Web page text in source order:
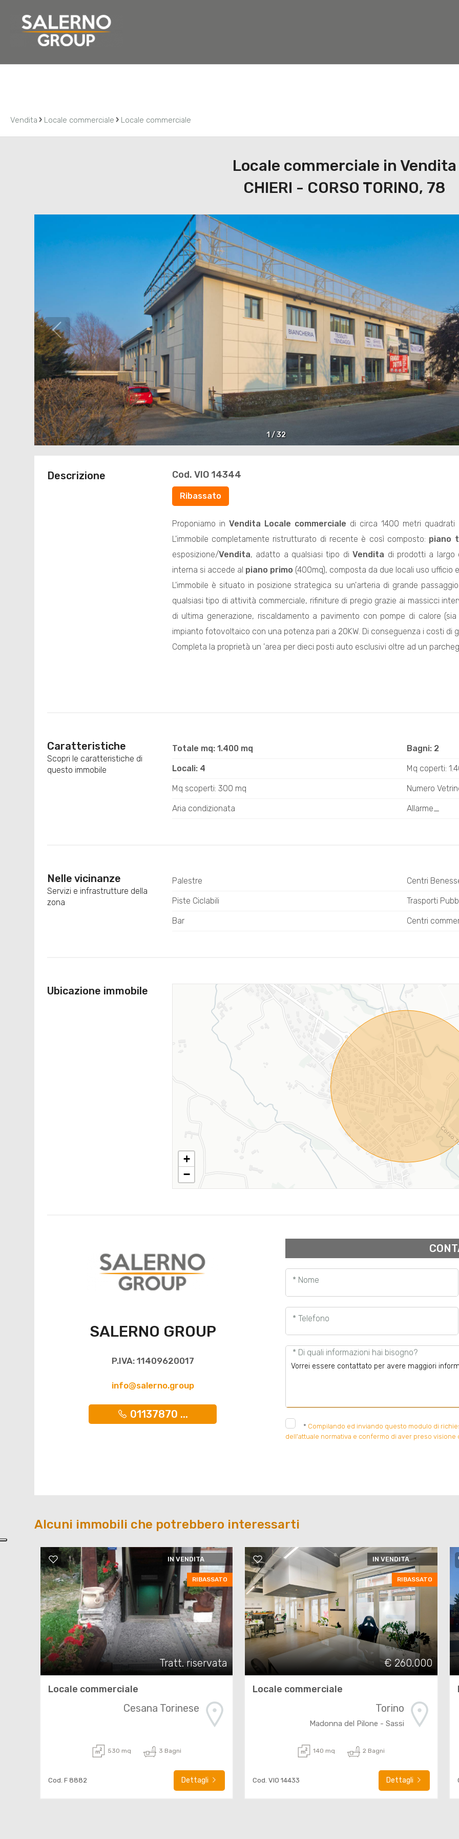
Vendita › Locale commerciale › Locale commerciale
Locale commerciale in Vendita
CHIERI - CORSO TORINO, 78
1/32
Descrizione Cod. VIO 14344
Ribassato
Proponiamo in Vendita Locale commerciale di circa 1400 metri
L'immobile completamente ristrutturato di recente è così composto: piano
esposizione/Vendita, adatto a qualsiasi tipo diVendita di prodotti a largo
interna si accede al piano primo (400mq), composta da due locali uso ufficio
L'immobile è situato in posizione strategica su un'arteria di grande
qualsiasi tipo di attività commerciale, rifiniture di pregio grazie ai massicci
di ultima generazione, riscaldamento a pavimento con pompe di calore
impianto fotovoltaico con una potenza pari a 20KW. Di conseguenza i costi di
Completa la proprietà un 'area per dieci posti auto esclusivi oltre ad un
Caratteristiche
Scopri le caratteristiche di
questo immobile
Totale mq: 1.400 mq Bagni: 2
Locali: 4 Mq coperti:
Mq scoperti: 300 mq Numero
Aria condizionata Allarme_
Nelle vicinanze
Servizi e infrastrutture della
zona
Palestre Centri
Piste Ciclabili Trasporti
Bar Centri
Ubicazione immobile
+
−
SALERNO GROUP
P.IVA: 11409620017
info@salerno.group
01137870 ...
* Nome
* Telefono
* Di quali informazioni hai bisogno?
* Compilando ed inviando questo modulo di
dell'attuale normativa e confermo di aver preso visione
Alcuni immobili che potrebbero interessarti
IN VENDITA
RIBASSATO
Tratt. riservata
Locale commerciale
Cesana Torinese
530 mq 3 Bagni
Cod. F 8882 Dettagli
IN VENDITA
RIBASSATO
€ 260.000
Locale commerciale
Torino
Madonna del Pilone - Sassi
140 mq 2 Bagni
Cod. VIO 14433 Dettagli